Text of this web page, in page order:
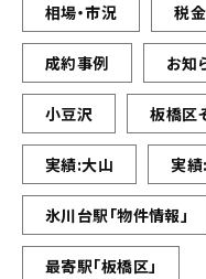
相場・市況 税
成約事例 お知
小豆沢 板橋区
実績:大山 実
氷川台駅「物件情報」
最寄駅「板橋区」